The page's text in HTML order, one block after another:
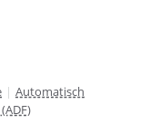
| Automatisch